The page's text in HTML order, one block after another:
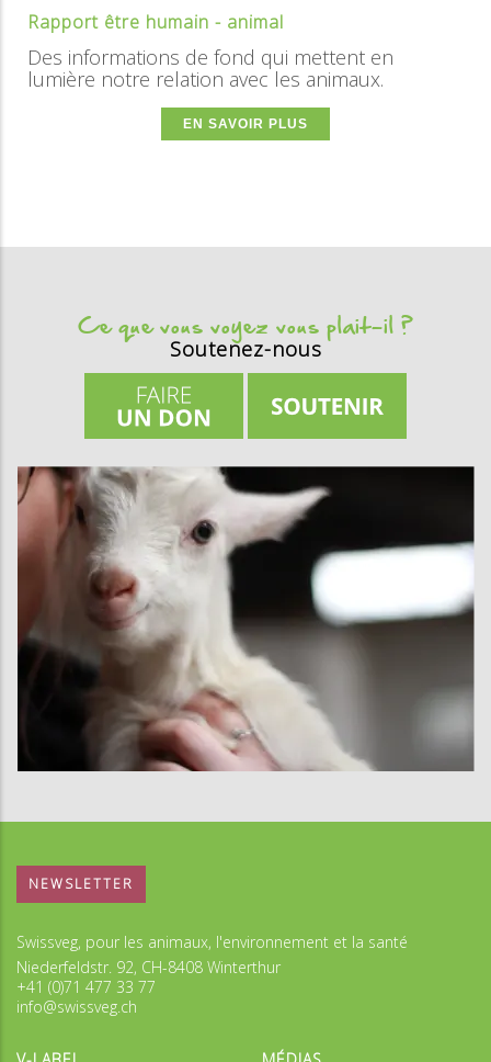
Rapport être humain - animal
Des informations de fond qui mettent en
lumière notre relation avec les animaux.
EN SAVOIR PLUS
Ce que vous voyez vous plait-il ?
Soutenez-nous
NEWSLETTER
Swissveg, pour les animaux, l'environnement et la santé
Niederfeldstr. 92, CH-8408 Winterthur
+41 (0)71 477 33 77
info@swissveg.ch